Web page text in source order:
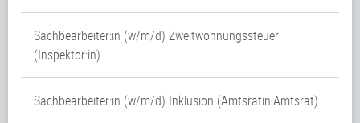
Sachbearbeiter:in (w/m/d) Zweitwohnungssteuer
(Inspektor:in)
Sachbearbeiter:in (w/m/d) Inklusion (Amtsrätin:Amtsrat)